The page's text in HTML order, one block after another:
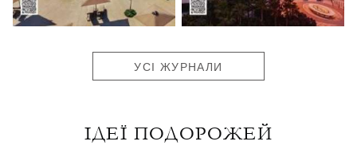
УСІ ЖУРНАЛИ
ІДЕЇ ПОДОРОЖЕЙ